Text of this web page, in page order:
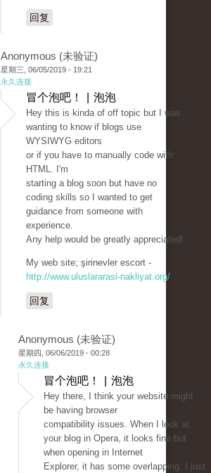
回复
Anonymous (未验证)
星期三, 06/05/2019 - 19:21
永久连接
冒个泡吧！ | 泡泡
Hey this is kinda of off topic but I was
wanting to know if blogs use
WYSIWYG editors
or if you have to manually code with
HTML. I'm
starting a blog soon but have no
coding skills so I wanted to get
guidance from someone with
experience.
Any help would be greatly appreciated!
My web site; şirinevler escort -
http://www.uluslararasi-nakliyat.org/
回复
Anonymous (未验证)
星期四, 06/06/2019 - 00:28
永久连接
冒个泡吧！ | 泡泡
Hey there, I think your website might
be having browser
compatibility issues. When I look at
your blog in Opera, it looks fine but
when opening in Internet
Explorer, it has some overlapping. I just